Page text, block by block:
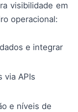
visibilidade em
operacional:
e integrar
via APIs
e níveis de